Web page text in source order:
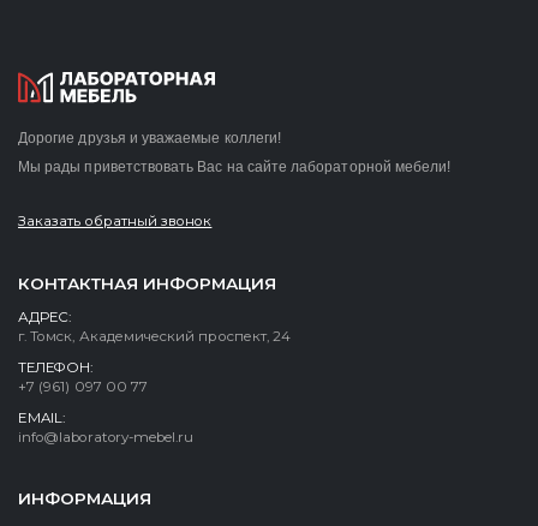
Дорогие друзья и уважаемые коллеги!
Мы рады приветствовать Вас на сайте лабораторной мебели!
Заказать обратный звонок
КОНТАКТНАЯ ИНФОРМАЦИЯ
АДРЕС:
г. Томск, Академический проспект, 24
ТЕЛЕФОН:
+7 (961) 097 00 77
EMAIL:
info@laboratory-mebel.ru
ИНФОРМАЦИЯ